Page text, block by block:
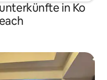
in Ko